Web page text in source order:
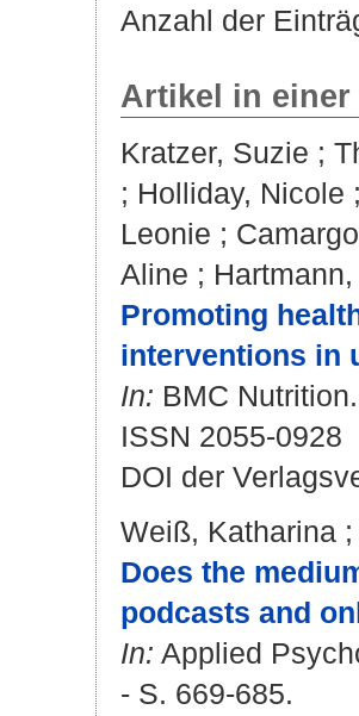
Anzahl der
Artikel in
Kratzer, Suzie ;
; Holliday, Nicole
Leonie ;
Aline ;
Promoting
interventions in
In: BMC
ISSN 2055-0928
DOI der
Weiß, Katharina
Does the
podcasts and
In: Applied
- S. 669-685.